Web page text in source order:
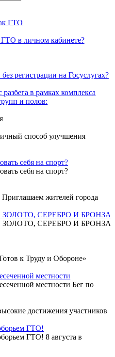
ГТО
ГТО в личном кабинете?
регистрации на Госуслугах?
в рамках комплекса
и полов:
способ улучшения
себя на спорт?️
себя на спорт?
жителей города
СЕРЕБРО И БРОНЗА
СЕРЕБРО И БРОНЗА
к Труду и Обороне»
местности
местности Бег по
достижения участников
ГТО!
ГТО! 8 августа в